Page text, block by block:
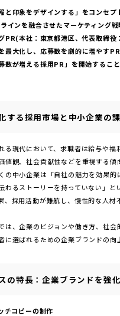
と印象をデザインする」をコンセプ
インを融合させたマーケティング
PR(本社：東京都港区、代表取締役
最大化し、応募数を劇的に増やす
数が増える採用PR」を開始するこ
する採用市場と中小企業の
る現代において、求職者は給与や福
値観、社会貢献性などを重視する傾
の中小企業は「自社の魅力を効果的
わるストーリーを持っていない」と
、採用活動が難航し、慢性的な人材
は、企業のビジョンや働き方、社会
に選ばれるための企業ブランドの向
の特長：企業ブランドを強
チコピーの制作